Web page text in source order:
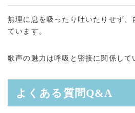
無理に息を吸ったり吐いたりせず、
ています。
歌声の魅力は呼吸と密接に関係して
よくある質問Q&A